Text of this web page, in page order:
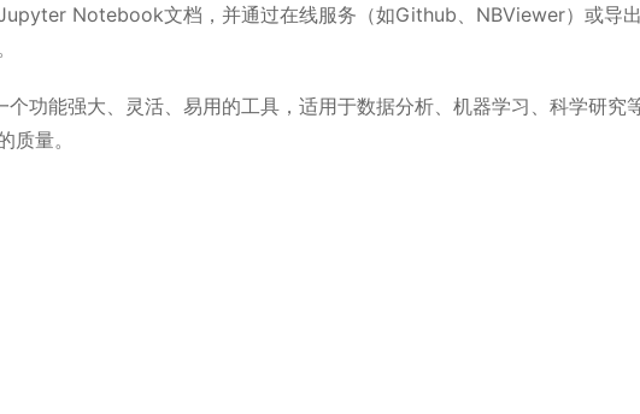
Notebook文档，并通过在线服务（如Github、NBViewer）或导
功能强大、灵活、易用的工具，适用于数据分析、机器学习、科学研究
质量。